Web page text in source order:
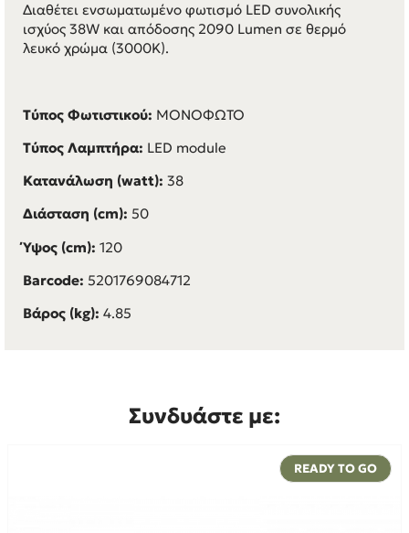
Διαθέτει ενσωματωμένο φωτισμό LED συνολικής
ισχύος 38W και απόδοσης 2090 Lumen σε θερμό
λευκό χρώμα (3000K).
Τύπος Φωτιστικού: ΜΟΝΟΦΩΤΟ
Τύπος Λαμπτήρα: LED module
Κατανάλωση (watt): 38
Διάσταση (cm): 50
Ύψος (cm): 120
Barcode: 5201769084712
Βάρος (kg): 4.85
Συνδυάστε με:
READY TO GO